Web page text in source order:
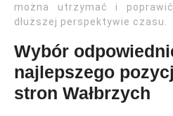
można utrzymać i
dłuższej perspektywie czasu.
Wybór
najlepszego
stron Wałbrzych